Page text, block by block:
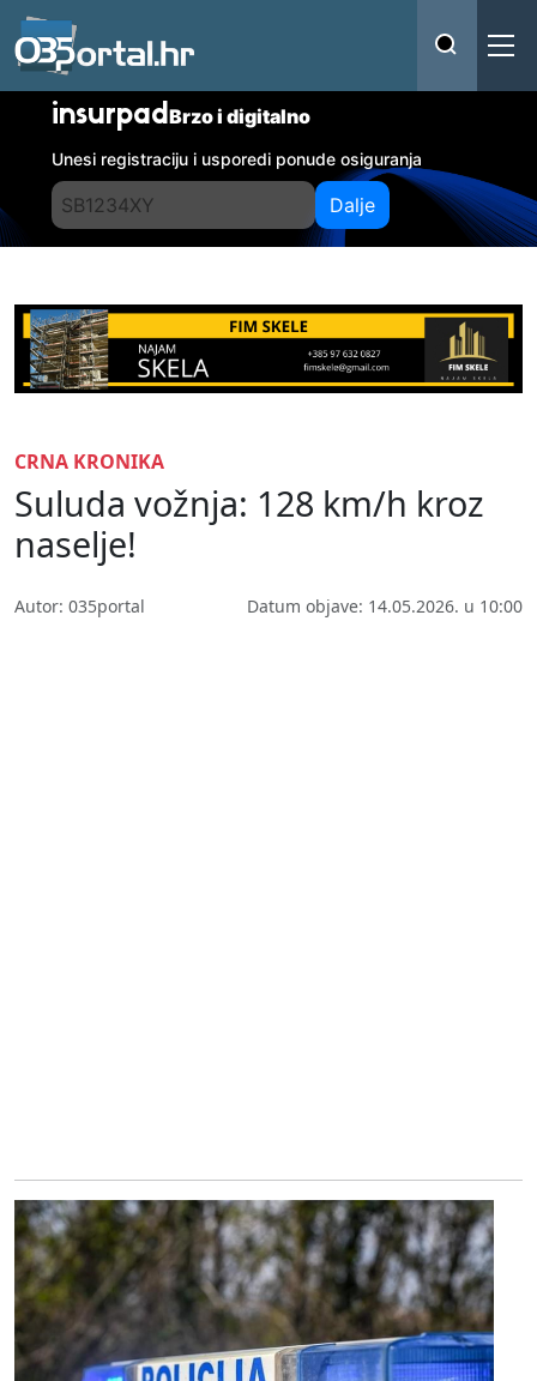
insurpadBrzo i digitalno
Unesi registraciju i usporedi ponude osiguranja
Dalje
CRNA KRONIKA
Suluda vožnja: 128 km/h kroz
naselje!
Autor: 035portal Datum objave: 14.05.2026. u 10:00